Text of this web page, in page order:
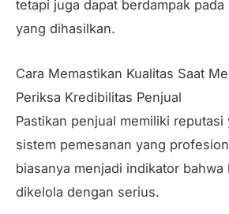
tetapi juga dapat berdampak pada
yang dihasilkan.
Cara Memastikan Kualitas Saat
Periksa Kredibilitas Penjual
Pastikan penjual memiliki reputasi
sistem pemesanan yang
biasanya menjadi indikator
dikelola dengan serius.